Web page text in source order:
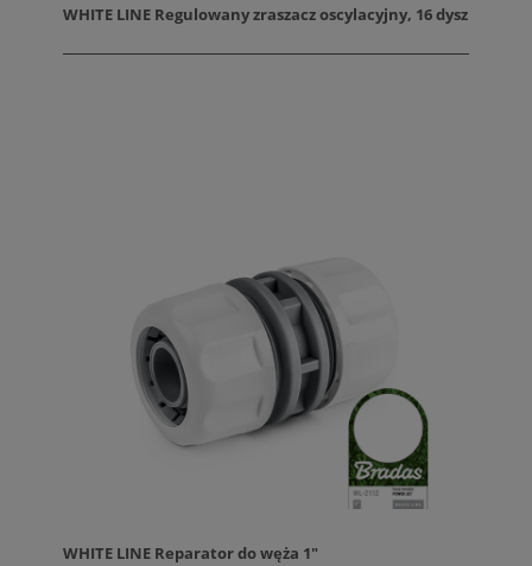
WHITE LINE Regulowany zraszacz oscylacyjny, 16 dysz
WHITE LINE Reparator do węża 1"